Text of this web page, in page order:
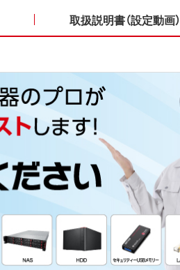
取扱説明書（設定動画）